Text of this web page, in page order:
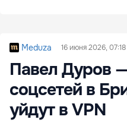
Meduza 16 июня 2026, 07:18
Павел Дуров
соцсетей в
уйдут в VPN